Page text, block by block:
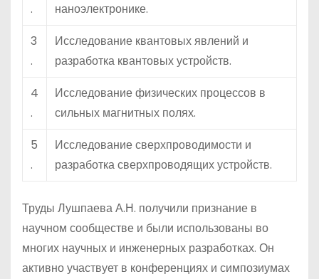
.
наноэлектронике.
3
.
Исследование квантовых явлений и
разработка квантовых устройств.
4
.
Исследование физических процессов в
сильных магнитных полях.
5
.
Исследование сверхпроводимости и
разработка сверхпроводящих устройств.
Труды Лушпаева А.Н. получили признание в
научном сообществе и были использованы во
многих научных и инженерных разработках. Он
активно участвует в конференциях и симпозиумах